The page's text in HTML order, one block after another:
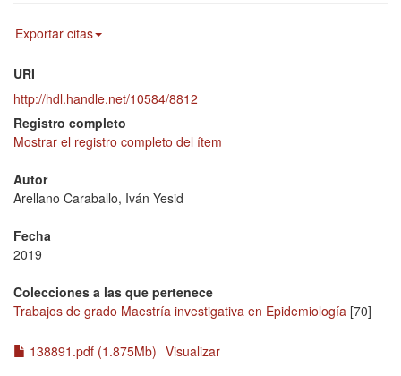
Exportar citas
URI
http://hdl.handle.net/10584/8812
Registro completo
Mostrar el registro completo del ítem
Autor
Arellano Caraballo, Iván Yesid
Fecha
2019
Colecciones a las que pertenece
Trabajos de grado Maestría investigativa en Epidemiología [70]
138891.pdf (1.875Mb) Visualizar